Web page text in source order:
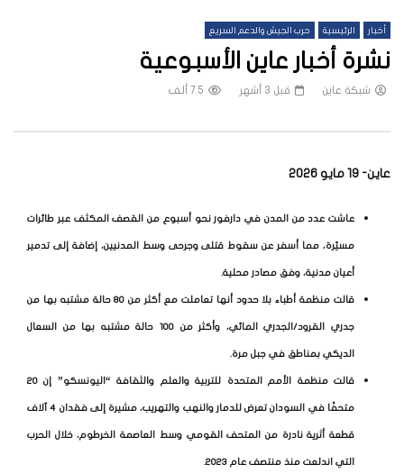
أخبار الرئيسية حرب الجيش والدعم السريع
نشرة أخبار عاين الأسبوعية
شبكة عاين قبل 3 أشهر 7.5 ألف
عاين- 19 مايو 2026
عاشت عدد من المدن في دارفور نحو أسبوع من القصف المكثف عبر طائرات
مسيّرة، مما أسفر عن سقوط قتلى وجرحى وسط المدنيين، إضافة إلى تدمير
أعيان مدنية، وفق مصادر محلية.
قالت منظمة أطباء بلا حدود أنها تعاملت مع أكثر من 80 حالة مشتبه بها من
جدري القرود/الجدري المائي، وأكثر من 100 حالة مشتبه بها من السعال
الديكي بمناطق في جبل مرة.
قالت منظمة الأمم المتحدة للتربية والعلم والثقافة “اليونسكو” إن 20
متحفًا في السودان تعرض للدمار والنهب والتهريب، مشيرة إلى فقدان 4 آلاف
قطعة أثرية نادرة من المتحف القومي وسط العاصمة الخرطوم، خلال الحرب
التي اندلعت منذ منتصف عام 2023.